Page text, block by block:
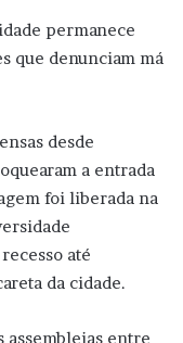
permanece
que denunciam má
desde
a entrada
foi liberada na
até
da cidade.
assembleias entre